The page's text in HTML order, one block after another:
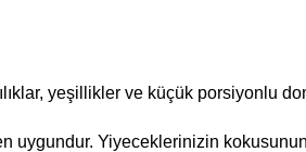
yeşillikler ve küçük porsiyonlu
uygundur. Yiyeceklerinizin kokusunun